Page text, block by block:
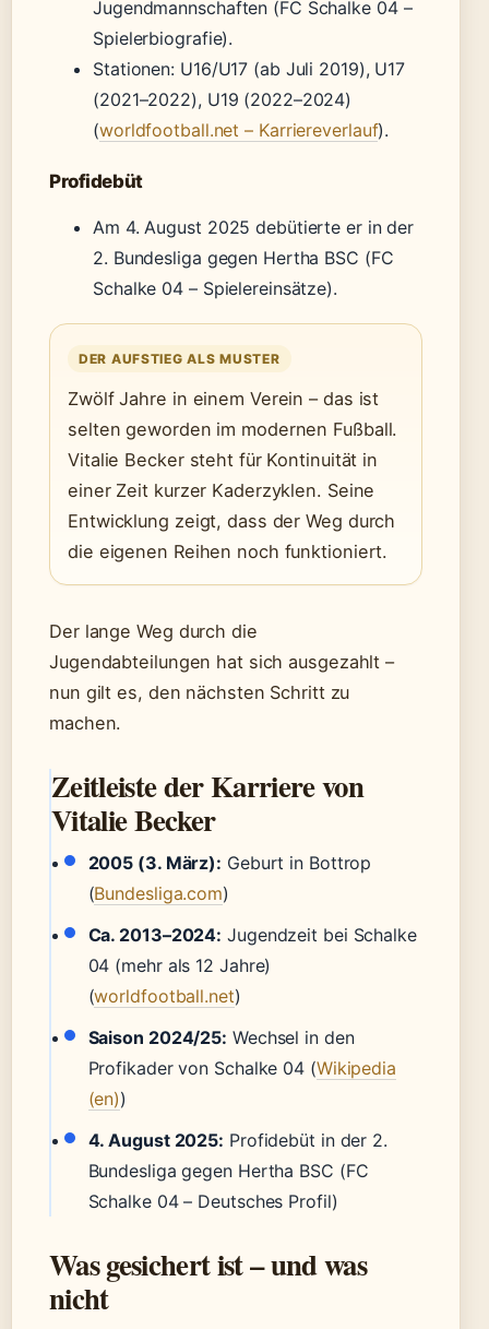
Jugendmannschaften (FC Schalke 04 –
Spielerbiografie).
Stationen: U16/U17 (ab Juli 2019), U17
(2021–2022), U19 (2022–2024)
(worldfootball.net – Karriereverlauf).
Profidebüt
Am 4. August 2025 debütierte er in der
2. Bundesliga gegen Hertha BSC (FC
Schalke 04 – Spielereinsätze).
DER AUFSTIEG ALS MUSTER
Zwölf Jahre in einem Verein – das ist
selten geworden im modernen Fußball.
Vitalie Becker steht für Kontinuität in
einer Zeit kurzer Kaderzyklen. Seine
Entwicklung zeigt, dass der Weg durch
die eigenen Reihen noch funktioniert.
Der lange Weg durch die
Jugendabteilungen hat sich ausgezahlt –
nun gilt es, den nächsten Schritt zu
machen.
Zeitleiste der Karriere von
Vitalie Becker
2005 (3. März): Geburt in Bottrop
(Bundesliga.com)
Ca. 2013–2024: Jugendzeit bei Schalke
04 (mehr als 12 Jahre)
(worldfootball.net)
Saison 2024/25: Wechsel in den
Profikader von Schalke 04 (Wikipedia
(en))
4. August 2025: Profidebüt in der 2.
Bundesliga gegen Hertha BSC (FC
Schalke 04 – Deutsches Profil)
Was gesichert ist – und was
nicht